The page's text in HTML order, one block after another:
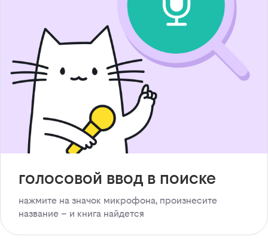
голосовой ввод в поиске
нажмите на значок микрофона, произнесите
название – и книга найдется